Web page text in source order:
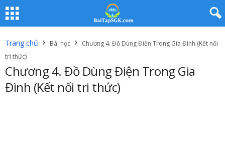
Trang chủ Bài học
Chương 4. Đồ Dùng Điện Trong Gia Đình (Kết nối
tri thức)
Chương 4. Đồ Dùng Điện Trong Gia
Đình (Kết nối tri thức)